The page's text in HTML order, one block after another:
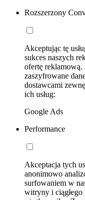
Rozszerzony
Akceptując tę
sukces naszych
ofertę
zaszyfrowane
dostawcami
ich usług:
Google Ads
Performance
Akceptacja tych
anonimowo
surfowaniem w
witryny i ciągłego